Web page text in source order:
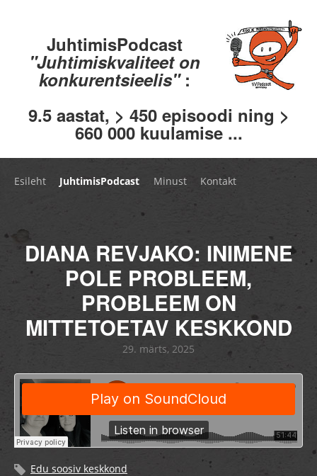
JuhtimisPodcast
"Juhtimiskvaliteet on
konkurentsieelis" :
9.5 aastat, > 450 episoodi ning >
660 000 kuulamise ...
Esileht JuhtimisPodcast Minust Kontakt
DIANA REVJAKO: INIMENE
POLE PROBLEEM,
PROBLEEM ON
MITTETOETAV KESKKOND
29. märts, 2025
Edu soosiv keskkond